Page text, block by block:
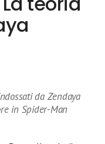
da Zendaya
in Spider-Man